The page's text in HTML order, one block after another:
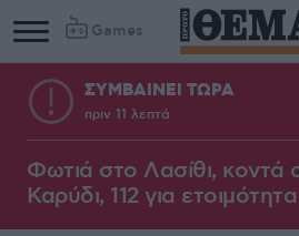
Games
ΣΥΜΒΑΙΝΕΙ ΤΩΡΑ
πριν 11 λεπτά
Φωτιά στο Λασίθι, κοντά
Καρύδι, 112 για ετοιμότητα